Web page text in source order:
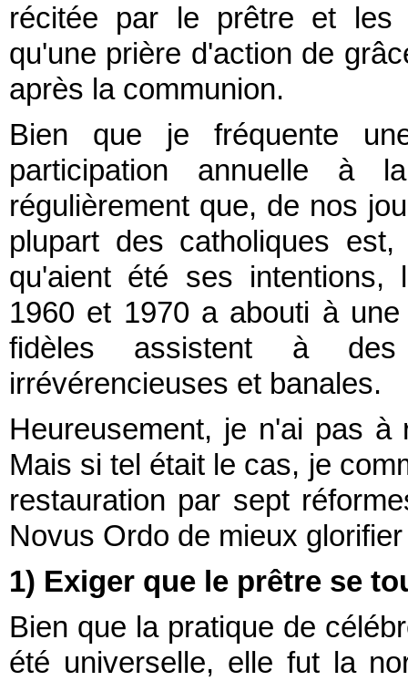
récitée par le prêtre et les
qu'une prière d'action de
après la communion.
Bien que je fréquente
participation annuelle à
régulièrement que, de nos
plupart des catholiques
qu'aient été ses intentions,
1960 et 1970 a abouti à
fidèles assistent à
irrévérencieuses et banales.
Heureusement, je n'ai pas à
Mais si tel était le cas, je
restauration par sept
Novus Ordo de mieux
1) Exiger que le prêtre se
Bien que la pratique de
été universelle, elle fut la